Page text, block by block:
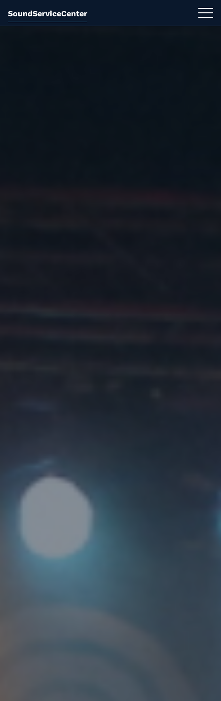
SoundServiceCenter